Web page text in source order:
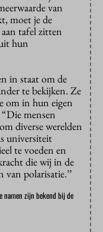
van
moet je de
tafel zitten
hun
in staat om de
te bekijken. Ze
om in hun eigen
mensen
diverse werelden
universiteit
te voeden en
die wij in de
polarisatie.’’
namen zijn bekend bij de